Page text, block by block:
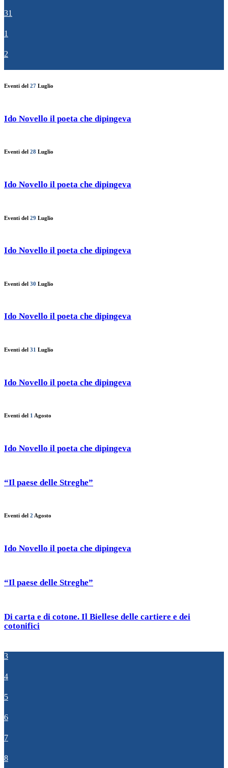
31
1
2
Eventi del 27 Luglio
Ido Novello il poeta che dipingeva
Eventi del 28 Luglio
Ido Novello il poeta che dipingeva
Eventi del 29 Luglio
Ido Novello il poeta che dipingeva
Eventi del 30 Luglio
Ido Novello il poeta che dipingeva
Eventi del 31 Luglio
Ido Novello il poeta che dipingeva
Eventi del 1 Agosto
Ido Novello il poeta che dipingeva
“Il paese delle Streghe”
Eventi del 2 Agosto
Ido Novello il poeta che dipingeva
“Il paese delle Streghe”
Di carta e di cotone. Il Biellese delle cartiere e dei
cotonifici
3
4
5
6
7
8